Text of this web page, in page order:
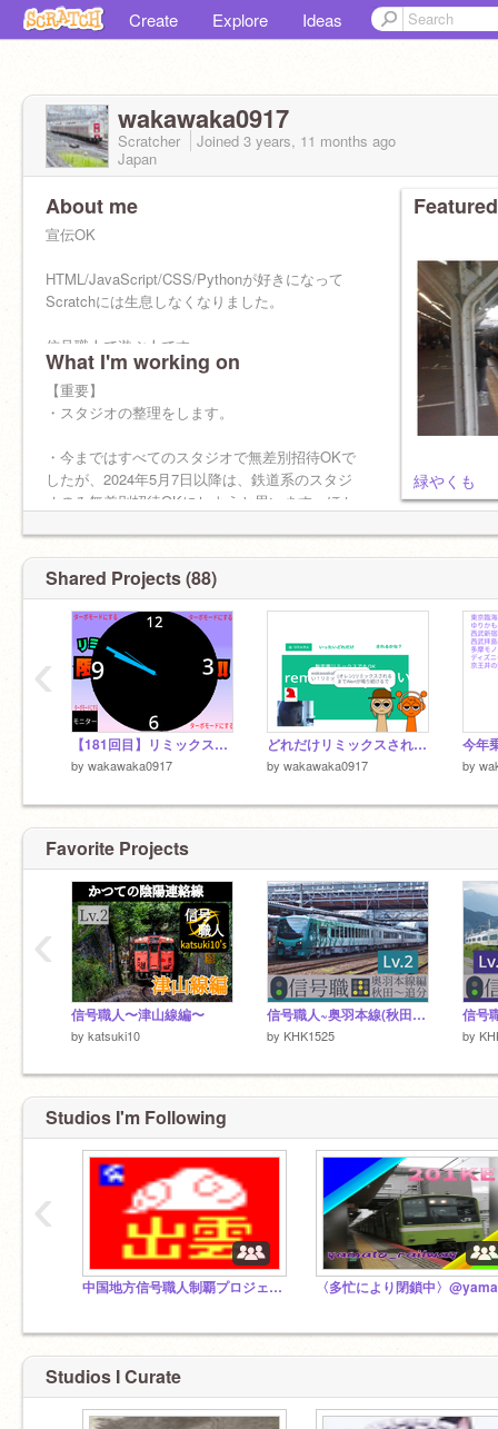
Create Explore Ideas
wakawaka0917
Scratcher Joined 3 years, 11 months ago
Japan
About me
宣伝OK
HTML/JavaScript/CSS/Pythonが好きになって
Scratchには生息しなくなりました。
信号職人で遊ぶ人です
What I'm working on
【重要】
・スタジオの整理をします。
・今まではすべてのスタジオで無差別招待OKで
したが、2024年5月7日以降は、鉄道系のスタジ
オのみ無差別招待OKにしようと思います。ほか
ことは基本しません。
※個人的に面白そうなスタジオには入ります。
緑やくも
Shared Projects (88)
【181回目】リミックスツリーの限界を調べよう！！テクニック時計時計 remix
by wakawaka0917
どれだけリミックスされるか Remix remix remix remix remix remix remix remix remix remix remix remix remix と… remix
by wakawaka0917
今年
by
‹
Favorite Projects
信号職人〜津山線編〜
by katsuki10
信号職人~奥羽本線(秋田～追分)編~
by KHK1525 by
‹
Studios I'm Following
中国地方信号職人制覇プロジェクト
‹
Studios I Curate